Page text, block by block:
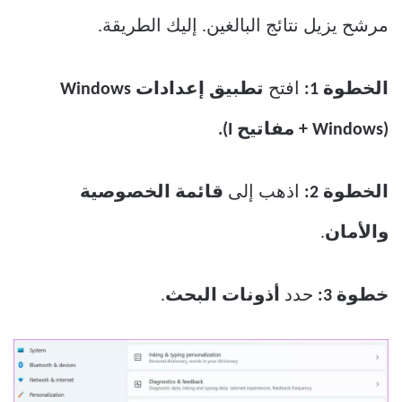
مرشح يزيل نتائج البالغين. إليك الطريقة.
الخطوة 1: افتح تطبيق إعدادات Windows
(Windows + مفاتيح I).
الخطوة 2: اذهب إلى قائمة الخصوصية
والأمان.
خطوة 3: حدد أذونات البحث.